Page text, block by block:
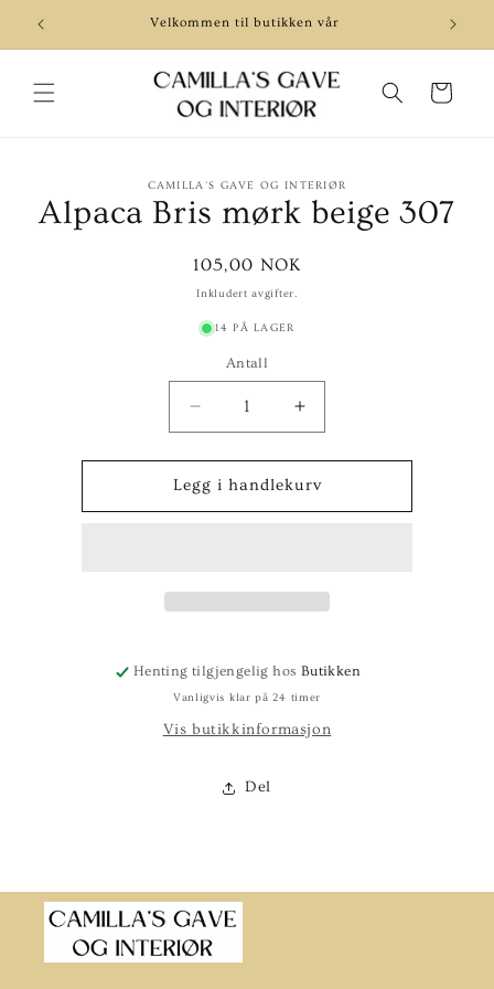
til
Velkommen til butikken vår
Handlekurv
CAMILLA'S GAVE OG INTERIØR
Alpaca Bris mørk beige 307
Vanlig
pris
105,00 NOK
Inkludert avgifter.
14 PÅ LAGER
Antall
antallet
for
Alpaca
Bris
Øk
antallet
for
Alpaca
Bris
Legg i handlekurv
Henting tilgjengelig hos Butikken
Vanligvis klar på 24 timer
Vis butikkinformasjon
Del